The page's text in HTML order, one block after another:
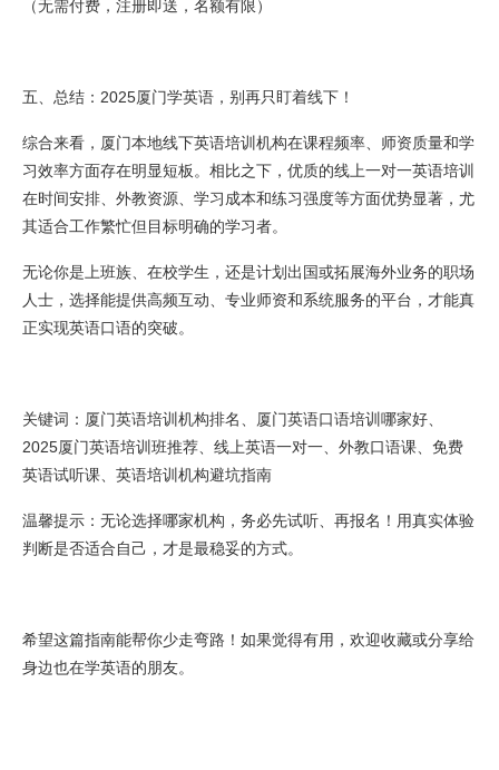
（无需付费，注册即送，名额有限）
五、总结：2025厦门学英语，别再只盯着线下！
综合来看，厦门本地线下英语培训机构在课程频率、师资质量和学
习效率方面存在明显短板。相比之下，优质的线上一对一英语培训
在时间安排、外教资源、学习成本和练习强度等方面优势显著，尤
其适合工作繁忙但目标明确的学习者。
无论你是上班族、在校学生，还是计划出国或拓展海外业务的职场
人士，选择能提供高频互动、专业师资和系统服务的平台，才能真
正实现英语口语的突破。
关键词：厦门英语培训机构排名、厦门英语口语培训哪家好、
2025厦门英语培训班推荐、线上英语一对一、外教口语课、免费
英语试听课、英语培训机构避坑指南
温馨提示：无论选择哪家机构，务必先试听、再报名！用真实体验
判断是否适合自己，才是最稳妥的方式。
希望这篇指南能帮你少走弯路！如果觉得有用，欢迎收藏或分享给
身边也在学英语的朋友。